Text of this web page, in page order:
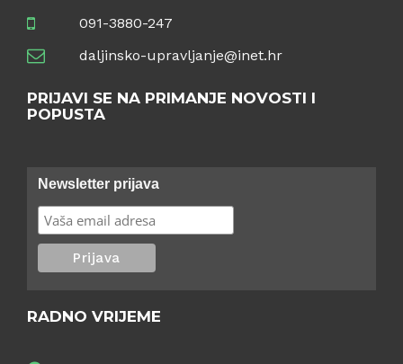
091-3880-247
daljinsko-upravljanje@inet.hr
PRIJAVI SE NA PRIMANJE NOVOSTI I
POPUSTA
Newsletter prijava
RADNO VRIJEME